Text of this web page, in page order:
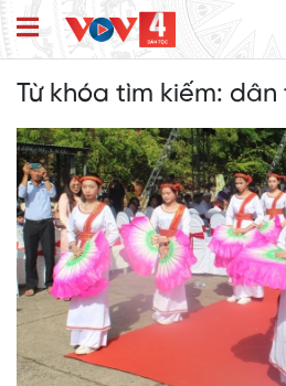
Từ khóa tìm kiếm: dân